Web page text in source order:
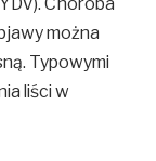
można
Typowymi
liści w